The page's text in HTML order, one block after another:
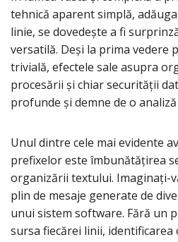
tehnică aparent simplă,
linie, se dovedește a fi
versatilă. Deși la prima vedere
trivială, efectele sale asupra
procesării și chiar securității
profunde și demne de o
Unul dintre cele mai evidente
prefixelor este îmbunătățirea
organizării textului. Imaginați-
plin de mesaje generate de
unui sistem software. Fără un
sursa fiecărei linii,